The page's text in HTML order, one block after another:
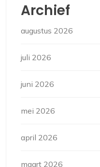
Archief
augustus 2026
juli 2026
juni 2026
mei 2026
april 2026
maart 2026